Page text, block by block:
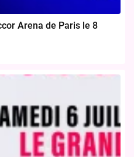
Arena de Paris le 8